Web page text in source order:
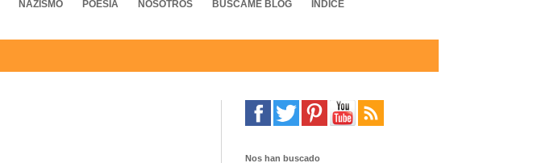
NAZISMO POESÍA NOSOTROS BÚSCAME BLOG ÍNDICE
Nos han buscado